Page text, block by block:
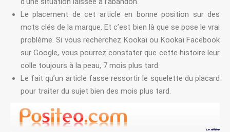
Le placement de cet article en bonne position sur des
mots clés de la marque. Et c’est bien là que se pose le vrai
problème. Si vous recherchez Kookaï ou Kookaï Facebook
sur Google, vous pourrez constater que cette histoire leur
colle toujours à la peau, 7 mois plus tard.
Le fait qu’un article fasse ressortir le squelette du placard
pour traiter du sujet bien des mois plus tard.